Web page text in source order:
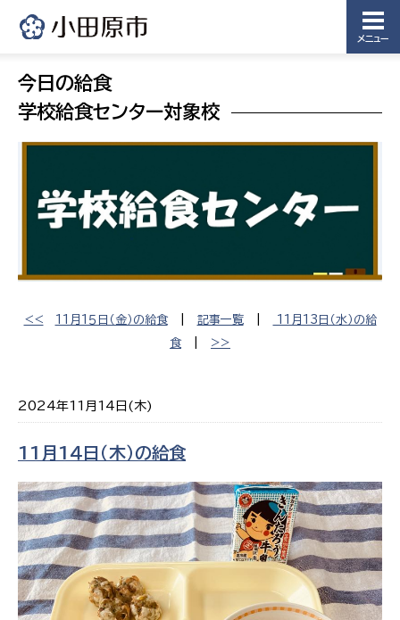
メニュー
今日の給食
学校給食センター対象校
<< 11月1５日（金）の給食| 記事一覧|
11月13日（水）の給
食
>>
2024年11月14日(木)
11月1４日（木）の給食